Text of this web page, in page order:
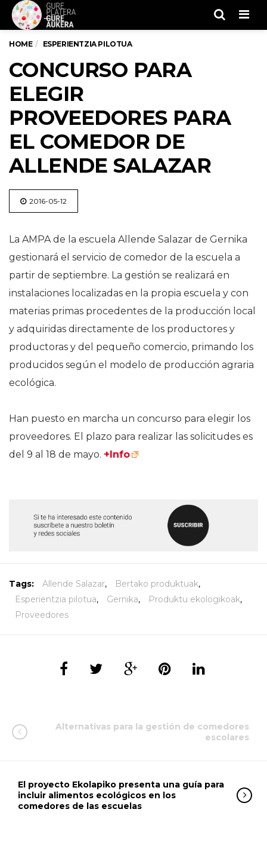
HOME ESPERIENTZIA PILOTUA
CONCURSO PARA
ELEGIR
PROVEEDORES PARA
EL COMEDOR DE
ALLENDE SALAZAR
2016-05-12
La AMPA de la escuela Allende Salazar de Gernika
gestionará el servicio de comedor de la escuela a
partir de septiembre. La gestión se realizará en
instalaciones localizadas en la propia escuela y con
materias primas procedentes de la producción local
y adquiridas directamente de los productores y
productoras y del pequeño comercio, primando los
producidos según el modelo de producción agraria
ecológica.
Han puesto en marcha un concurso para elegir los
proveedores. El plazo para realizar las solicitudes es
del 9 al 18 de mayo. +Info
Tags: Allende Salazar, Bertako produktuak,
Esperientzia pilotua, Gernika, Produktu ekologikoak,
Proveedores
Alternativas para la gestión de comedores
escolares
El proyecto Ekolapiko presenta una guía para
incluir alimentos ecológicos en los
comedores de las escuelas